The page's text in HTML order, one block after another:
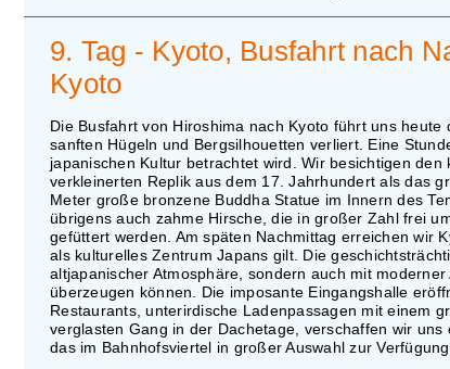
9. Tag - Kyoto, Busfahrt nach
Kyoto
Die Busfahrt von Hiroshima nach Kyoto führt uns
sanften Hügeln und Bergsilhouetten verliert. Eine
japanischen Kultur betrachtet wird. Wir besichtigen
verkleinerten Replik aus dem 17. Jahrhundert als das
Meter große bronzene Buddha Statue im Innern des
übrigens auch zahme Hirsche, die in großer Zahl frei
gefüttert werden. Am späten Nachmittag erreichen wir
als kulturelles Zentrum Japans gilt. Die
altjapanischer Atmosphäre, sondern auch mit
überzeugen können. Die imposante Eingangshalle
Restaurants, unterirdische Ladenpassagen mit einem
verglasten Gang in der Dachetage, verschaffen wir
das im Bahnhofsviertel in großer Auswahl zur